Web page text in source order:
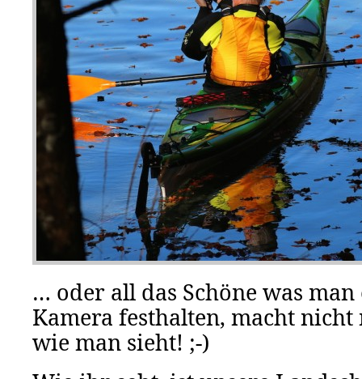
… oder all das Schöne was
Kamera festhalten, macht
wie man sieht! ;-)